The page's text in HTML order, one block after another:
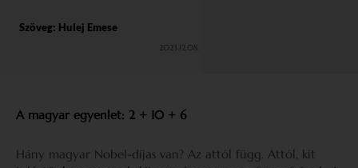
Szöveg: Hulej Emese
2023.12.08.
A magyar egyenlet: 2 + 10 + 6
Hány magyar Nobel-díjas van? Az attól függ. Attól, kit